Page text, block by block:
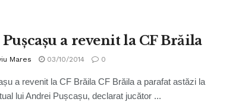
a revenit la CF Brăila
Mares 03/10/2014 0
a revenit la CF Brăila CF Brăila a parafat astăzi la
lui Andrei Pușcașu, declarat jucător ...